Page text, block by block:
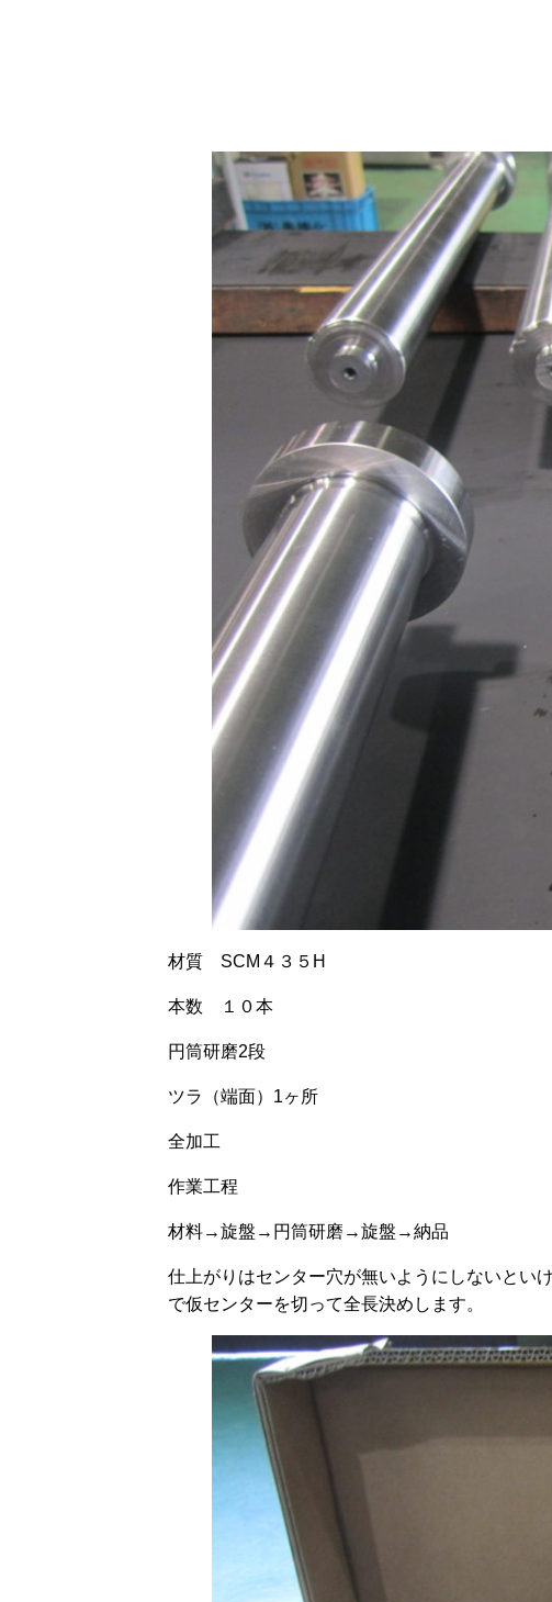
材質 SCM４３５H
本数 １０本
円筒研磨2段
ツラ（端面）1ヶ所
全加工
作業工程
材料→旋盤→円筒研磨→旋盤→納品
仕上がりはセンター穴が無いようにしないとい
で仮センターを切って全長決めします。